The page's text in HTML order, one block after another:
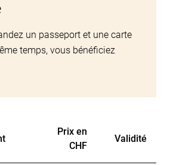
un passeport et une carte
temps, vous bénéficiez
Prix en
CHF
Validité